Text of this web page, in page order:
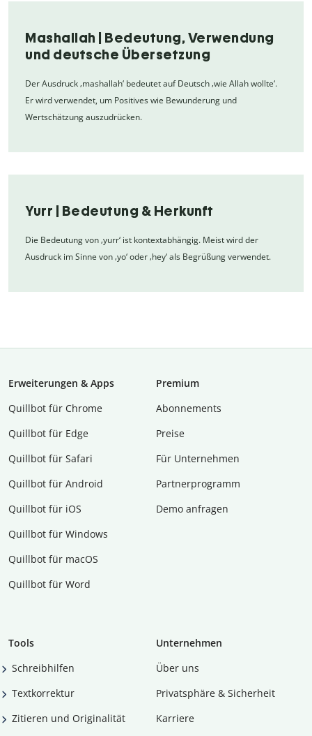
Mashallah | Bedeutung, Verwendung
und deutsche Übersetzung
Der Ausdruck ‚mashallah‘ bedeutet auf Deutsch ‚wie Allah wollte‘.
Er wird verwendet, um Positives wie Bewunderung und
Wertschätzung auszudrücken.
Yurr | Bedeutung & Herkunft
Die Bedeutung von ‚yurr‘ ist kontextabhängig. Meist wird der
Ausdruck im Sinne von ‚yo‘ oder ‚hey‘ als Begrüßung verwendet.
Erweiterungen & Apps
Quillbot für Chrome
Quillbot für Edge
Quillbot für Safari
Quillbot für Android
Quillbot für iOS
Quillbot für Windows
Quillbot für macOS
Quillbot für Word
Premium
Abon­ne­ments
Preise
Für Unternehmen
Partnerprogramm
Demo anfragen
Tools
Schreibhilfen
Textkorrektur
Zitieren und Originalität
Unternehmen
Über uns
Privatsphäre & Sicherheit
Karriere